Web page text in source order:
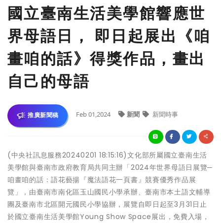
國立臺南生活美學館響應世
界母語日， 即日起展出《咱
畫咱的話》得獎作品，畫出
自己的母語
推廣新聞稿 Feb 01,2024 新聞 新聞時事
(中央社訊息服務20240201 18:15:16)文化部所屬國立臺南生活
美學館與臺南市政府教育局共同主辦「2024年世界母語日展覽─
咱畫咱的話：語花藝揚『魔法語花一頁書』競賽優秀作品展
覽」，由臺南市南化區玉山國民小學承辦、臺南市本土語文輔導
團及臺南市北區開元國民小學協辦，展覽自即日起至3月31日止
於國立臺南生活美學館Young Show Space展出，免費入場，